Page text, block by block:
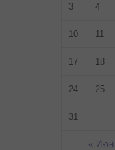
« Июн
3 4
10 11
17 18
24 25
31